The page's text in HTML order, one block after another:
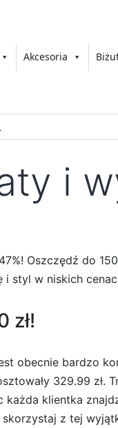
Akcesoria
i
Oszczędź do
i styl w niskich
zł!
obecnie bardzo
329.99 zł.
każda klientka
z tej